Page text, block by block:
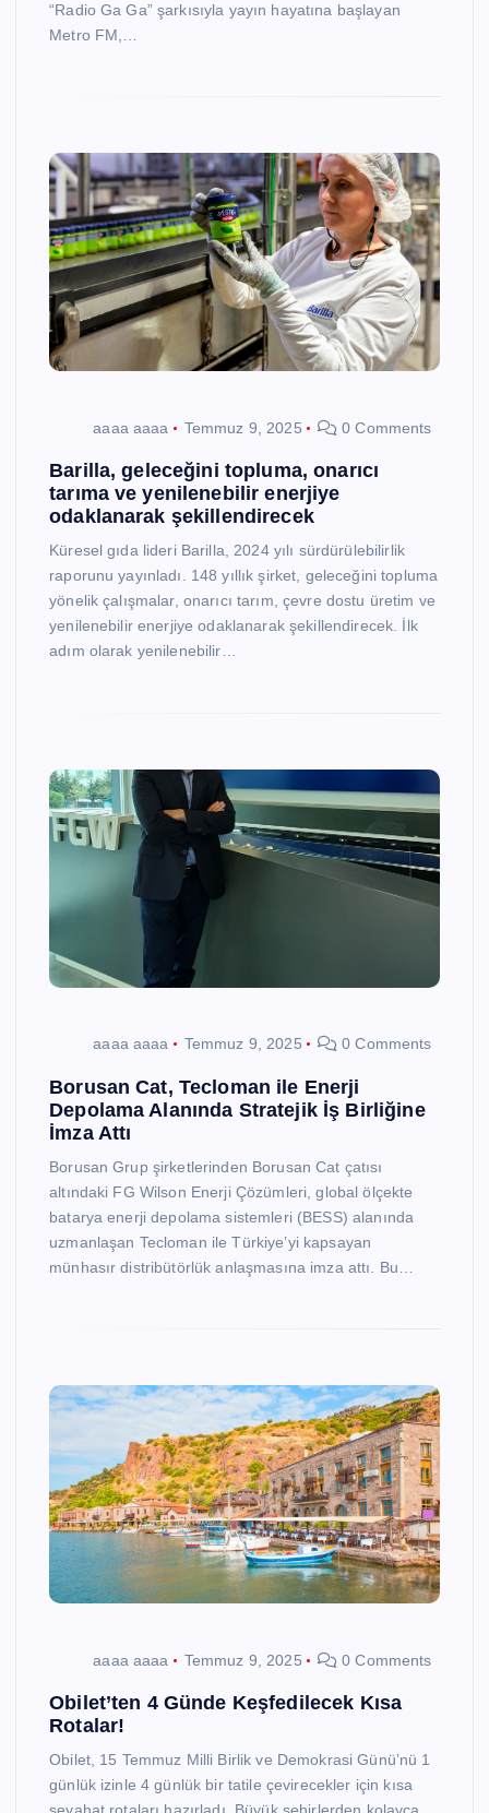
“Radio Ga Ga” şarkısıyla yayın hayatına başlayan
Metro FM,…
aaaa aaaa Temmuz 9, 2025 0 Comments
Barilla, geleceğini topluma, onarıcı
tarıma ve yenilenebilir enerjiye
odaklanarak şekillendirecek
Küresel gıda lideri Barilla, 2024 yılı sürdürülebilirlik
raporunu yayınladı. 148 yıllık şirket, geleceğini topluma
yönelik çalışmalar, onarıcı tarım, çevre dostu üretim ve
yenilenebilir enerjiye odaklanarak şekillendirecek. İlk
adım olarak yenilenebilir…
aaaa aaaa Temmuz 9, 2025 0 Comments
Borusan Cat, Tecloman ile Enerji
Depolama Alanında Stratejik İş Birliğine
İmza Attı
Borusan Grup şirketlerinden Borusan Cat çatısı
altındaki FG Wilson Enerji Çözümleri, global ölçekte
batarya enerji depolama sistemleri (BESS) alanında
uzmanlaşan Tecloman ile Türkiye’yi kapsayan
münhasır distribütörlük anlaşmasına imza attı. Bu…
aaaa aaaa Temmuz 9, 2025 0 Comments
Obilet’ten 4 Günde Keşfedilecek Kısa
Rotalar!
Obilet, 15 Temmuz Milli Birlik ve Demokrasi Günü’nü 1
günlük izinle 4 günlük bir tatile çevirecekler için kısa